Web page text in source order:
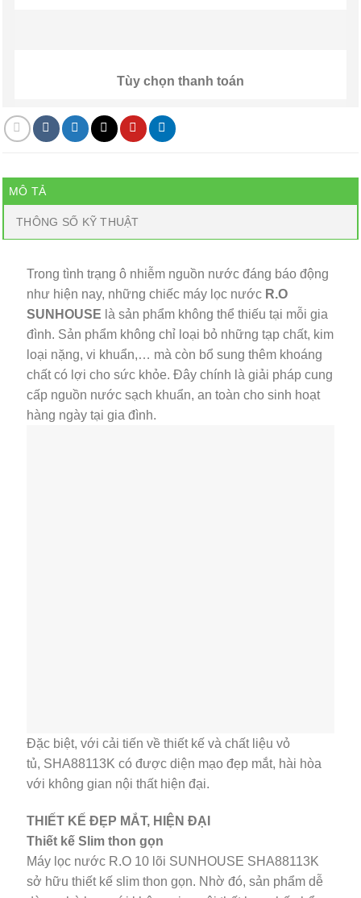
Tùy chọn thanh toán
MÔ TẢ
THÔNG SỐ KỸ THUẬT
Trong tình trạng ô nhiễm nguồn nước đáng báo động
như hiện nay, những chiếc máy lọc nước R.O
SUNHOUSE là sản phẩm không thể thiếu tại mỗi gia
đình. Sản phẩm không chỉ loại bỏ những tạp chất, kim
loại nặng, vi khuẩn,… mà còn bổ sung thêm khoáng
chất có lợi cho sức khỏe. Đây chính là giải pháp cung
cấp nguồn nước sạch khuẩn, an toàn cho sinh hoạt
hàng ngày tại gia đình.
Đặc biệt, với cải tiến về thiết kế và chất liệu vỏ
tủ, SHA88113K có được diện mạo đẹp mắt, hài hòa
với không gian nội thất hiện đại.
THIẾT KẾ ĐẸP MẮT, HIỆN ĐẠI
Thiết kế Slim thon gọn
Máy lọc nước R.O 10 lõi SUNHOUSE SHA88113K
sở hữu thiết kế slim thon gọn. Nhờ đó, sản phẩm dễ